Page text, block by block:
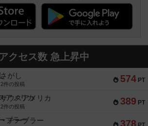
アクセス数 急上昇中
574 PT
がし
2件の投稿
389 PT
ウスアメリカ
2件の投稿
378
テーブラー